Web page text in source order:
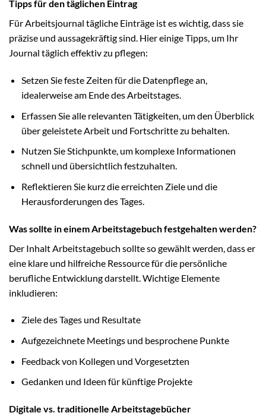
Tipps für den täglichen Eintrag
Für Arbeitsjournal tägliche Einträge ist es wichtig, dass sie
präzise und aussagekräftig sind. Hier einige Tipps, um Ihr
Journal täglich effektiv zu pflegen:
Setzen Sie feste Zeiten für die Datenpflege an,
idealerweise am Ende des Arbeitstages.
Erfassen Sie alle relevanten Tätigkeiten, um den Überblick
über geleistete Arbeit und Fortschritte zu behalten.
Nutzen Sie Stichpunkte, um komplexe Informationen
schnell und übersichtlich festzuhalten.
Reflektieren Sie kurz die erreichten Ziele und die
Herausforderungen des Tages.
Was sollte in einem Arbeitstagebuch festgehalten werden?
Der Inhalt Arbeitstagebuch sollte so gewählt werden, dass er
eine klare und hilfreiche Ressource für die persönliche
berufliche Entwicklung darstellt. Wichtige Elemente
inkludieren:
Ziele des Tages und Resultate
Aufgezeichnete Meetings und besprochene Punkte
Feedback von Kollegen und Vorgesetzten
Gedanken und Ideen für künftige Projekte
Digitale vs. traditionelle Arbeitstagebücher